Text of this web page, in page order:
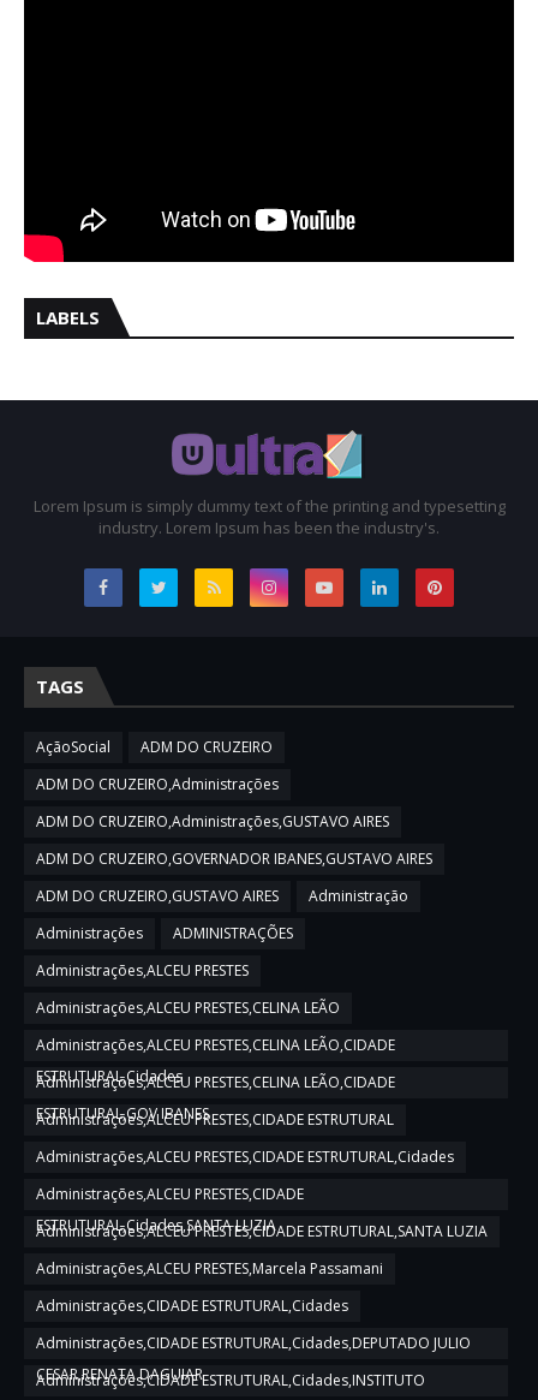
LABELS
Lorem Ipsum is simply dummy text of the printing and typesetting
industry. Lorem Ipsum has been the industry's.
TAGS
AçãoSocial
ADM DO CRUZEIRO
ADM DO CRUZEIRO,Administrações
ADM DO CRUZEIRO,Administrações,GUSTAVO AIRES
ADM DO CRUZEIRO,GOVERNADOR IBANES,GUSTAVO AIRES
ADM DO CRUZEIRO,GUSTAVO AIRES
Administração
Administrações
ADMINISTRAÇÕES
Administrações,ALCEU PRESTES
Administrações,ALCEU PRESTES,CELINA LEÃO
Administrações,ALCEU PRESTES,CELINA LEÃO,CIDADE
ESTRUTURAL,Cidades
Administrações,ALCEU PRESTES,CELINA LEÃO,CIDADE
ESTRUTURAL,GOV IBANES
Administrações,ALCEU PRESTES,CIDADE ESTRUTURAL
Administrações,ALCEU PRESTES,CIDADE ESTRUTURAL,Cidades
Administrações,ALCEU PRESTES,CIDADE
ESTRUTURAL,Cidades,SANTA LUZIA
Administrações,ALCEU PRESTES,CIDADE ESTRUTURAL,SANTA LUZIA
Administrações,ALCEU PRESTES,Marcela Passamani
Administrações,CIDADE ESTRUTURAL,Cidades
Administrações,CIDADE ESTRUTURAL,Cidades,DEPUTADO JULIO
CESAR,RENATA DAGUIAR
Administrações,CIDADE ESTRUTURAL,Cidades,INSTITUTO